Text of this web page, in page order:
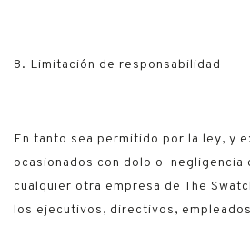
8. Limitación de responsabilidad
En tanto sea permitido por la ley, y
ocasionados con dolo o negligencia
cualquier otra empresa de The
los ejecutivos, directivos,